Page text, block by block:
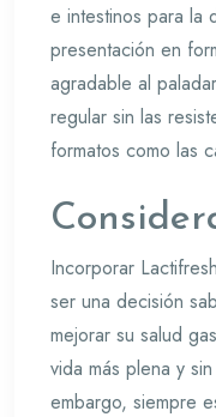
e intestinos para la
presentación en
agradable al
regular sin las
formatos como las
Incorporar
ser una decisión
mejorar su salud
vida más plena y
embargo, siempre